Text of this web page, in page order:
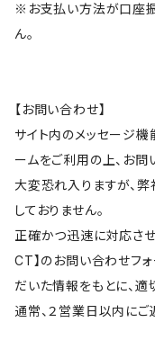
※お支払い方法が口座
ん。
【お問い合わせ】
サイト内のメッセージ
ームをご利用の上、お問
大変恐れ入りますが、
しておりません。
正確かつ迅速に対応さ
CT】のお問い合わせフ
だいた情報をもとに、
通常、２営業日以内にご